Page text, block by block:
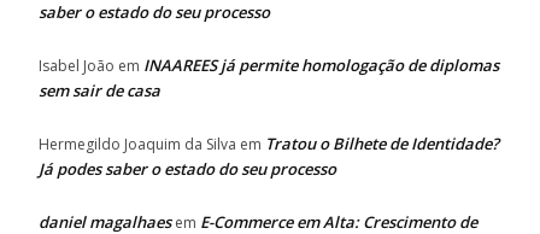
saber o estado do seu processo
Isabel João em INAAREES já permite homologação de diplomas
sem sair de casa
Hermegildo Joaquim da Silva em Tratou o Bilhete de Identidade?
Já podes saber o estado do seu processo
daniel magalhaesem E-Commerce em Alta: Crescimento de